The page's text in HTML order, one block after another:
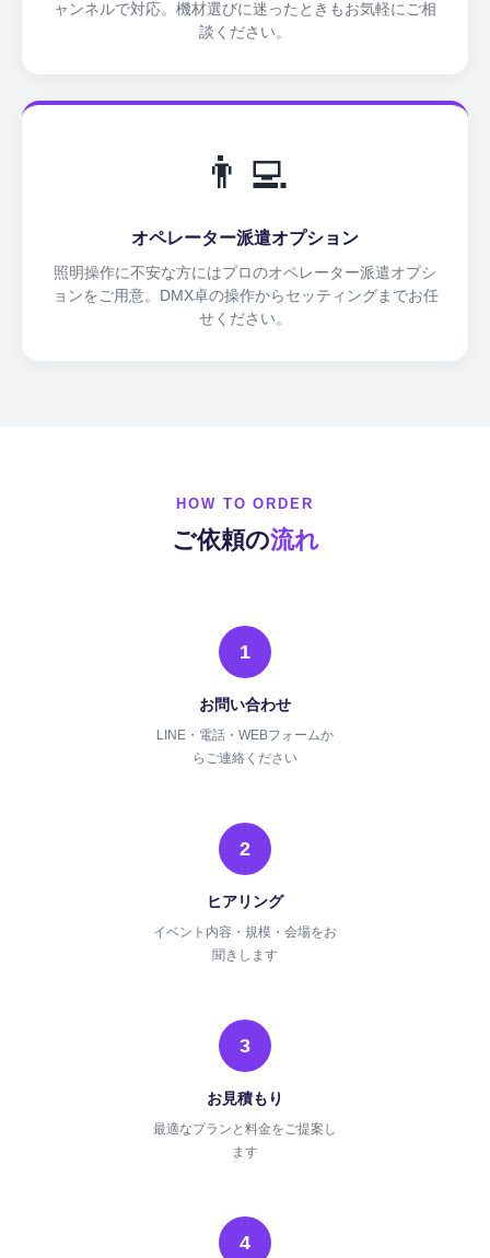
ャンネルで対応。機材選びに迷ったときもお気軽にご相
談ください。
👨‍💻
オペレーター派遣オプション
照明操作に不安な方にはプロのオペレーター派遣オプシ
ョンをご用意。DMX卓の操作からセッティングまでお任
せください。
HOW TO ORDER
ご依頼の流れ
1
お問い合わせ
LINE・電話・WEBフォームか
らご連絡ください
2
ヒアリング
イベント内容・規模・会場をお
聞きします
3
お見積もり
最適なプランと料金をご提案し
ます
4